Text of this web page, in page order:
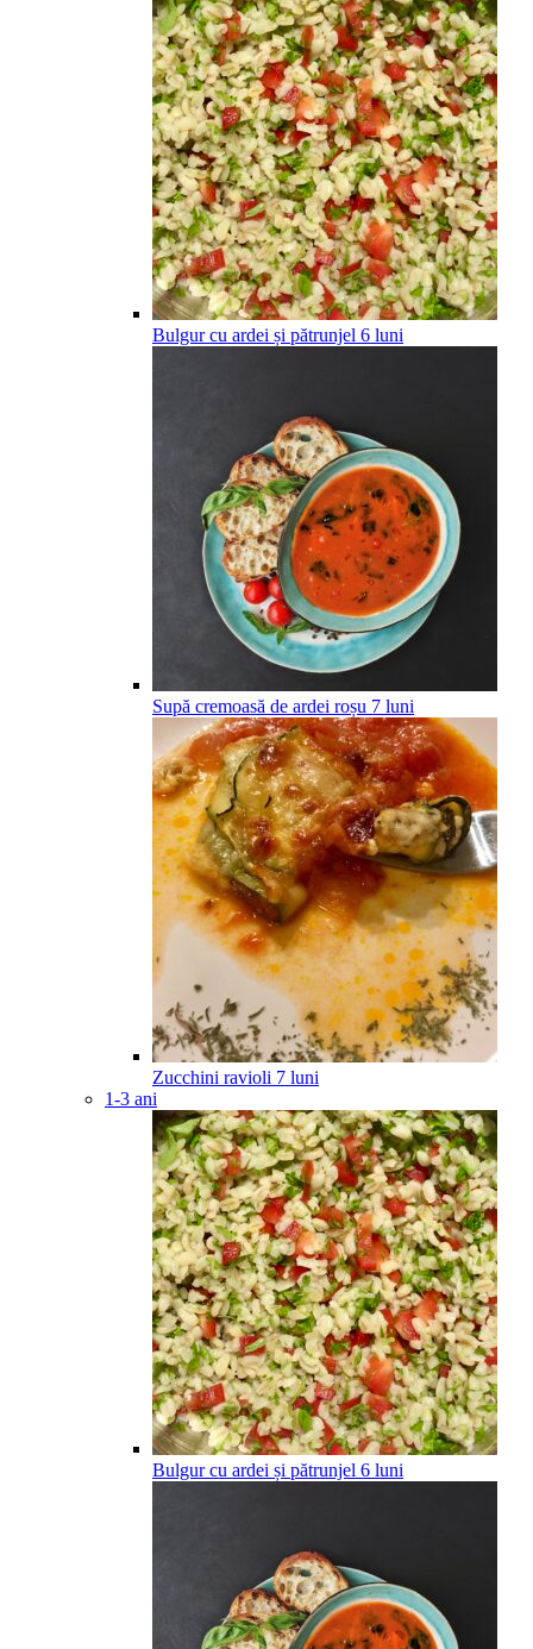
Bulgur cu ardei și pătrunjel 6 luni
Supă cremoasă de ardei roșu 7 luni
Zucchini ravioli 7 luni
1-3 ani
Bulgur cu ardei și pătrunjel 6 luni